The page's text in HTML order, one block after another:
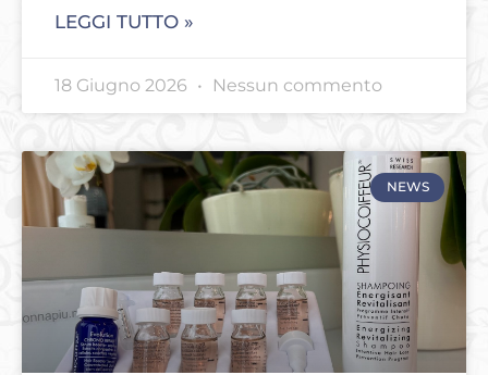
LEGGI TUTTO »
18 Giugno 2026 Nessun commento
NEWS